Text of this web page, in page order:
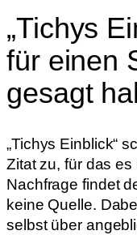
„Tichys
für einen
gesagt
„Tichys Einblick“
Zitat zu, für das
Nachfrage findet
keine Quelle.
selbst über